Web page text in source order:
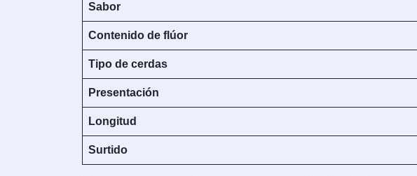
Sabor
Contenido de flúor
Tipo de cerdas
Presentación
Longitud
Surtido